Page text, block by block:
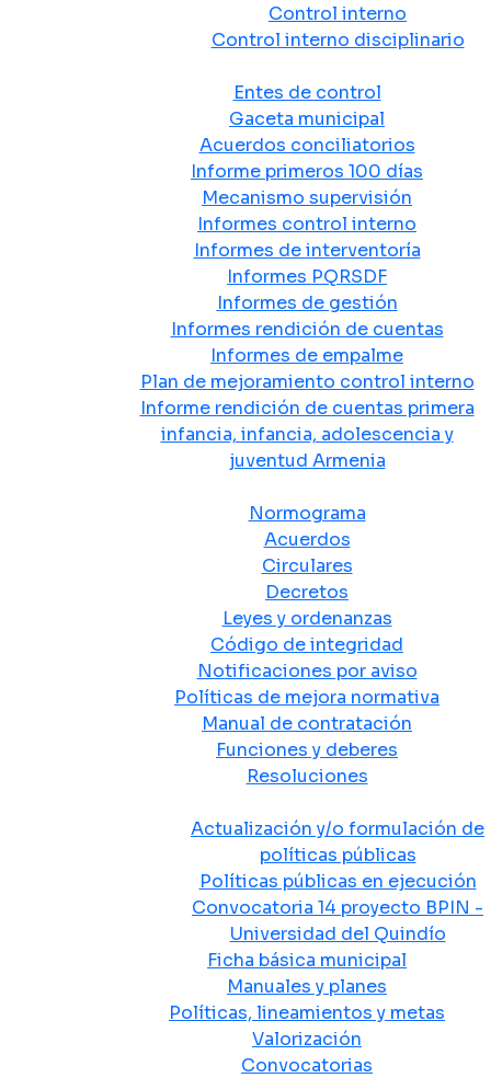
Control interno
Control interno disciplinario
Entes de control
Gaceta municipal
Acuerdos conciliatorios
Informe primeros 100 días
Mecanismo supervisión
Informes control interno
Informes de interventoría
Informes PQRSDF
Informes de gestión
Informes rendición de cuentas
Informes de empalme
Plan de mejoramiento control interno
Informe rendición de cuentas primera
infancia, infancia, adolescencia y
juventud Armenia
Normograma
Acuerdos
Circulares
Decretos
Leyes y ordenanzas
Código de integridad
Notificaciones por aviso
Políticas de mejora normativa
Manual de contratación
Funciones y deberes
Resoluciones
Actualización y/o formulación de
políticas públicas
Políticas públicas en ejecución
Convocatoria 14 proyecto BPIN -
Universidad del Quindío
Ficha básica municipal
Manuales y planes
Políticas, lineamientos y metas
Valorización
Convocatorias